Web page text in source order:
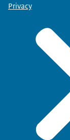
Privacy